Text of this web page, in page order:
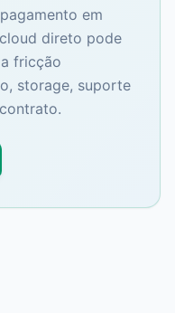
em
direto pode
fricção
storage, suporte